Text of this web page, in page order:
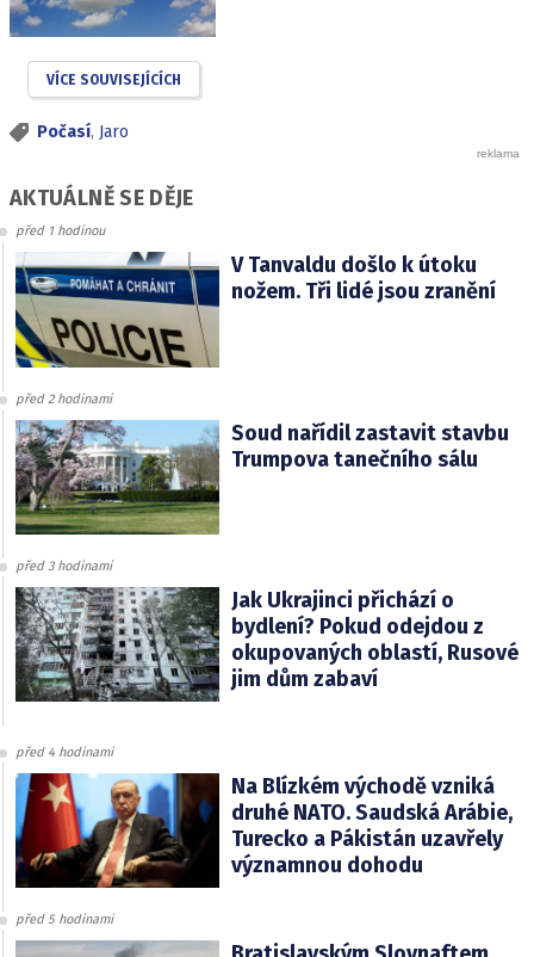
VÍCE SOUVISEJÍCÍCH
Počasí, Jaro
AKTUÁLNĚ SE DĚJE
před 1 hodinou
V Tanvaldu došlo k útoku
nožem. Tři lidé jsou zranění
před 2 hodinami
Soud nařídil zastavit stavbu
Trumpova tanečního sálu
před 3 hodinami
Jak Ukrajinci přichází o
bydlení? Pokud odejdou z
okupovaných oblastí, Rusové
jim dům zabaví
před 4 hodinami
Na Blízkém východě vzniká
druhé NATO. Saudská Arábie,
Turecko a Pákistán uzavřely
významnou dohodu
před 5 hodinami